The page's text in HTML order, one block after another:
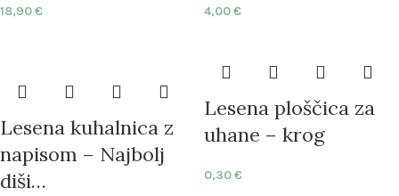
18,90€ 4,00€
Lesena kuhalnica z
napisom – Najbolj
diši…
Lesena ploščica za
uhane – krog
0,30€